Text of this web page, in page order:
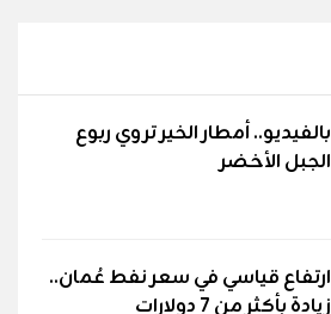
بالفيديو.. أمطار الخير تروي ربوع
الجبل الأخضر
ارتفاع قياسي في سعر نفط عُمان..
زيادة بأكثر من 7 دولارات